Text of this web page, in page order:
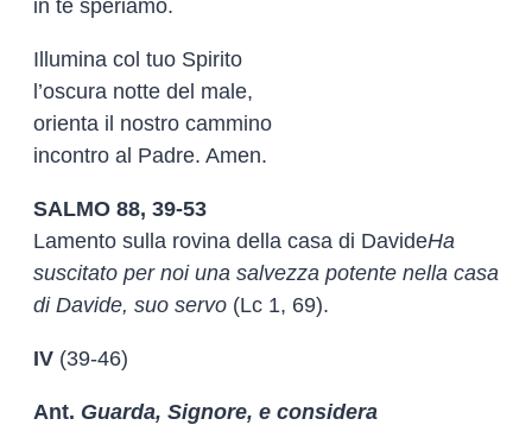
in te speriamo.
Illumina col tuo Spirito
l’oscura notte del male,
orienta il nostro cammino
incontro al Padre. Amen.
SALMO 88, 39-53
Lamento sulla rovina della casa di DavideHa
suscitato per noi una salvezza potente nella casa
di Davide, suo servo (Lc 1, 69).
IV (39-46)
Ant. Guarda, Signore, e considera